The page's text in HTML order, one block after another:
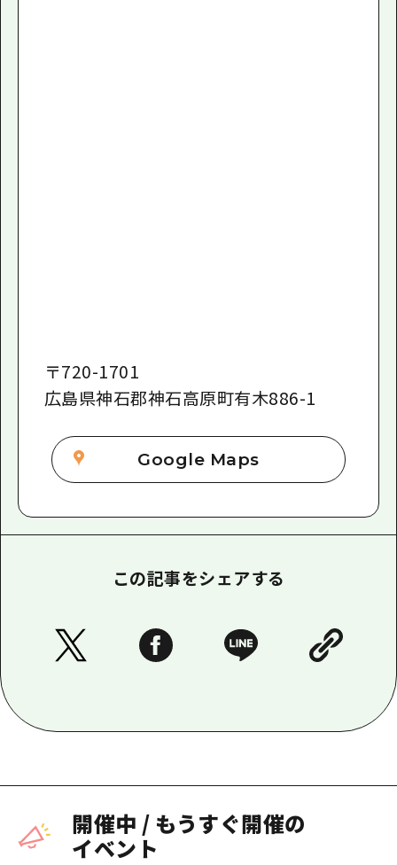
〒720-1701
広島県神石郡神石高原町有木886-1
Google Maps
この記事をシェアする
開催中 / もうすぐ開催の
イベント